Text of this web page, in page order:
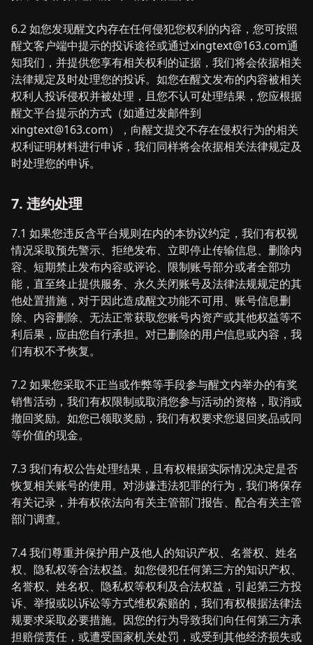
6.2 如您发现醒文内存在任何侵犯您权利的内容，您可按照
醒文客户端中提示的投诉途径或通过xingtext@163.com通
知我们，并提供您享有相关权利的证据，我们将会依据相关
法律规定及时处理您的投诉。如您在醒文发布的内容被相关
权利人投诉侵权并被处理，且您不认可处理结果，您应根据
醒文平台提示的方式（如通过发邮件到
xingtext@163.com），向醒文提交不存在侵权行为的相关
权利证明材料进行申诉，我们同样将会依据相关法律规定及
时处理您的申诉。
7. 违约处理
7.1 如果您违反含平台规则在内的本协议约定，我们有权视
情况采取预先警示、拒绝发布、立即停止传输信息、删除内
容、短期禁止发布内容或评论、限制账号部分或者全部功
能，直至终止提供服务、永久关闭账号及法律法规规定的其
他处置措施，对于因此造成醒文功能不可用、账号信息删
除、内容删除、无法正常获取您账号内资产或其他权益等不
利后果，应由您自行承担。对已删除的用户信息或内容，我
们有权不予恢复。
7.2 如果您采取不正当或作弊等手段参与醒文内举办的有奖
销售活动，我们有权限制或取消您参与活动的资格，取消或
撤回奖励。如您已领取奖励，我们有权要求您退回奖品或同
等价值的现金。
7.3 我们有权公告处理结果，且有权根据实际情况决定是否
恢复相关账号的使用。对涉嫌违法犯罪的行为，我们将保存
有关记录，并有权依法向有关主管部门报告、配合有关主管
部门调查。
7.4 我们尊重并保护用户及他人的知识产权、名誉权、姓名
权、隐私权等合法权益。如您侵犯任何第三方的知识产权、
名誉权、姓名权、隐私权等权利及合法权益，引起第三方投
诉、举报或以诉讼等方式维权索赔的，我们有权根据法律法
规要求采取必要措施。因您的行为导致我们向任何第三方承
担赔偿责任，或遭受国家机关处罚，或受到其他经济损失或